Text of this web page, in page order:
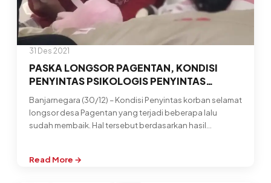
31 Des 2021
PASKA LONGSOR PAGENTAN, KONDISI
PENYINTAS PSIKOLOGIS PENYINTAS
SELAMAT SUDAH MEMBAIK
Banjarnegara (30/12) – Kondisi Penyintas korban selamat
longsor desa Pagentan yang terjadi beberapa lalu
sudah membaik. Hal tersebut berdasarkan hasil…
Read More →
: